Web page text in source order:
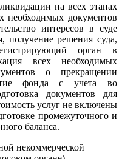
на всех этапах
необходимых документов
интересов в суде
получение решения суда,
орган в
всех необходимых
о прекращении
фонда с учета во
документов для
услуг не включены
промежуточного и
баланса.
некоммерческой